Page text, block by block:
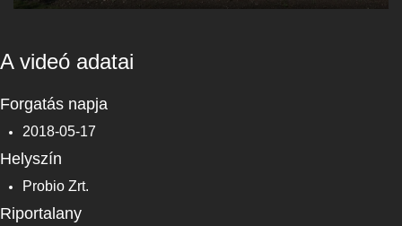
Play Mute
Enter
A videó adatai
Forgatás napja
2018-05-17
Helyszín
Probio Zrt.
Riportalany